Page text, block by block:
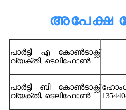
അപേക്ഷ
പാർട്ടി എ കോൺടാക്റ്റ്
വ്യക്തി, ടെലിഫോൺ
പാർട്ടി ബി കോൺടാക്റ്റ്
വ്യക്തി, ടെലിഫോൺ